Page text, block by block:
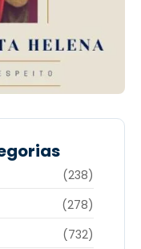
(238)
(278)
(732)